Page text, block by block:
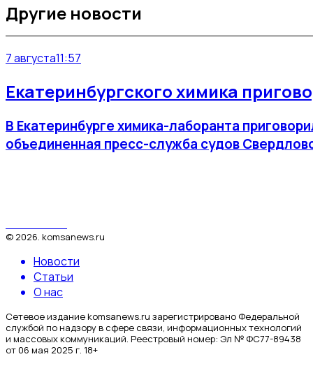
Другие новости
7 августа11:57
Екатеринбургского химика
В Екатеринбурге химика-лаборанта
объединенная пресс-служба судов
© 2026. komsanews.ru
Новости
Статьи
О нас
Сетевое издание komsanews.ru зарегистрировано Федеральной
службой по надзору в сфере связи, информационных технологий
и массовых коммуникаций. Реестровый номер: Эл № ФС77-89438
от 06 мая 2025 г. 18+